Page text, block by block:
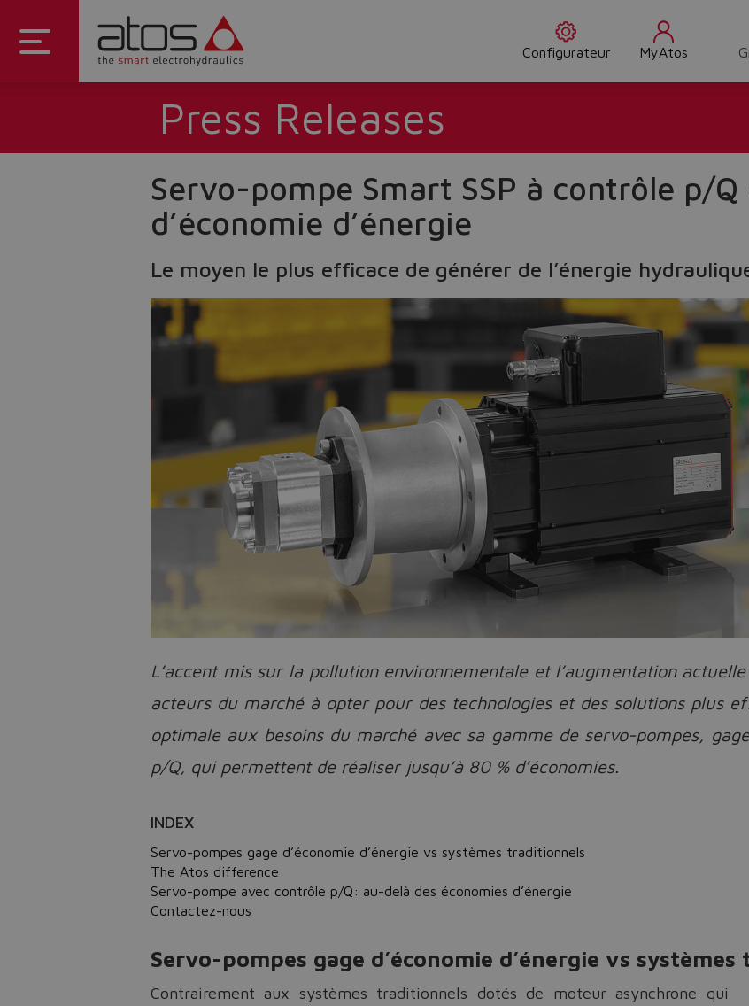
Configurateur MyAtos
Press Releases
Servo-pompe Smart SSP à contrôle p/Q
d’économie d’énergie
Le moyen le plus efficace de générer de l’énergie
L’accent mis sur la pollution environnementale et l’augmentation
acteurs du marché à opter pour des technologies et des solutions plus
optimale aux besoins du marché avec sa gamme de servo-pompes,
p/Q, qui permettent de réaliser jusqu’à 80 % d’économies.
INDEX
Servo-pompes gage d’économie d’énergie vs systèmes traditionnels
The Atos difference
Servo-pompe avec contrôle p/Q: au-delà des économies d’énergie
Contactez-nous
Servo-pompes gage d’économie d’énergie vs
Contrairement aux systèmes traditionnels dotés de moteur asynchrone qui